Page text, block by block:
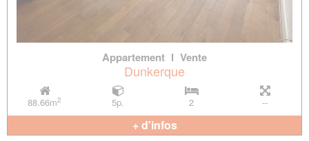
Appartement l Vente
Dunkerque
88.66m2 5p. 2 --
+ d'infos